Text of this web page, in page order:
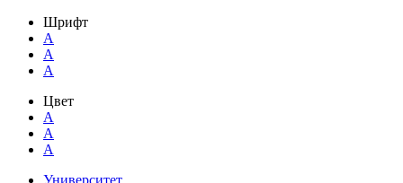
Шрифт
A
A
A
Цвет
A
A
A
Университет